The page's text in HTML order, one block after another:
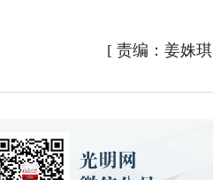
[ 责编：姜姝琪